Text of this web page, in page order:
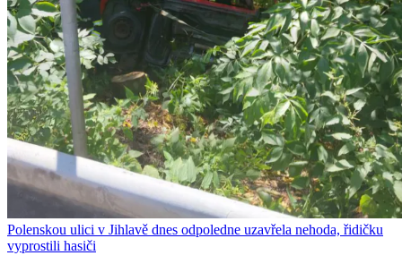
Polenskou ulici v Jihlavě dnes odpoledne uzavřela nehoda, řidičku
vyprostili hasiči